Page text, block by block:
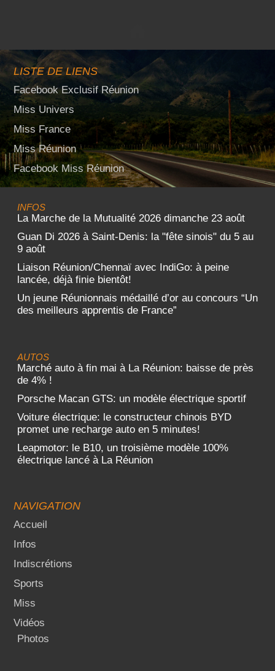
LISTE DE LIENS
Facebook Exclusif Réunion
Miss Univers
Miss France
Miss Réunion
Facebook Miss Réunion
INFOS
La Marche de la Mutualité 2026 dimanche 23 août
Guan Di 2026 à Saint-Denis: la "fête sinois" du 5 au
9 août
Liaison Réunion/Chennaï avec IndiGo: à peine
lancée, déjà finie bientôt!
Un jeune Réunionnais médaillé d’or au concours “Un
des meilleurs apprentis de France”
AUTOS
Marché auto à fin mai à La Réunion: baisse de près
de 4% !
Porsche Macan GTS: un modèle électrique sportif
Voiture électrique: le constructeur chinois BYD
promet une recharge auto en 5 minutes!
Leapmotor: le B10, un troisième modèle 100%
électrique lancé à La Réunion
NAVIGATION
Accueil
Infos
Indiscrétions
Sports
Miss
Vidéos
Photos